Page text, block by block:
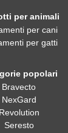
per animali
per cani
per gatti
popolari
Bravecto
NexGard
Revolution
Seresto